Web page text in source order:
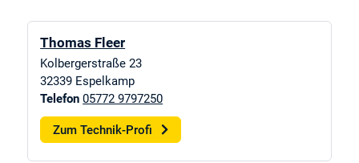
Thomas Fleer
Kolbergerstraße 23
32339 Espelkamp
Telefon 05772 9797250
Zum Technik-Profi